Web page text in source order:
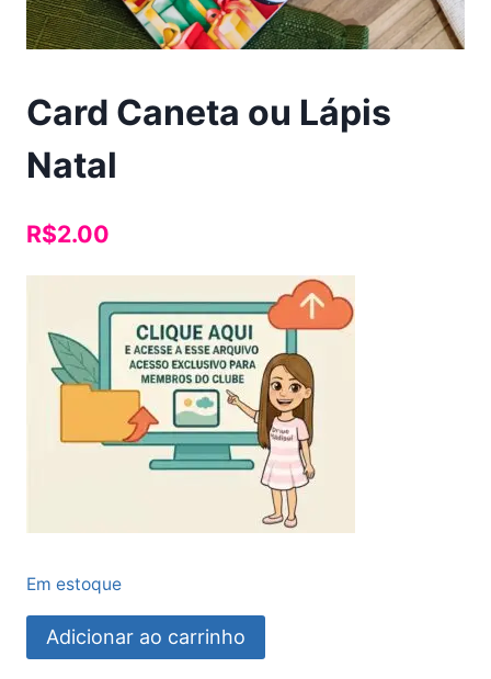
Card Caneta ou Lápis
Natal
R$2.00
Em estoque
Card
Caneta
Adicionar ao carrinho